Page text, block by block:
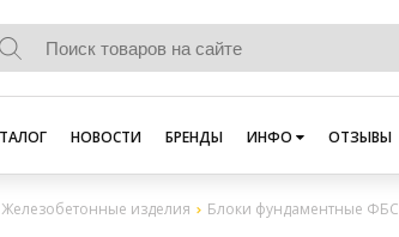
НОВОСТИ БРЕНДЫ ИНФО ОТЗЫВЫ
Железобетонные изделия Блоки фундаментные ФБС